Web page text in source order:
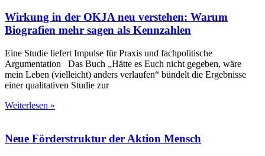
Wirkung in der OKJA neu verstehen: Warum
Biografien mehr sagen als Kennzahlen
Eine Studie liefert Impulse für Praxis und fachpolitische
Argumentation Das Buch „Hätte es Euch nicht gegeben, wäre
mein Leben (vielleicht) anders verlaufen“ bündelt die Ergebnisse
einer qualitativen Studie zur
Weiterlesen »
Neue Förderstruktur der Aktion Mensch